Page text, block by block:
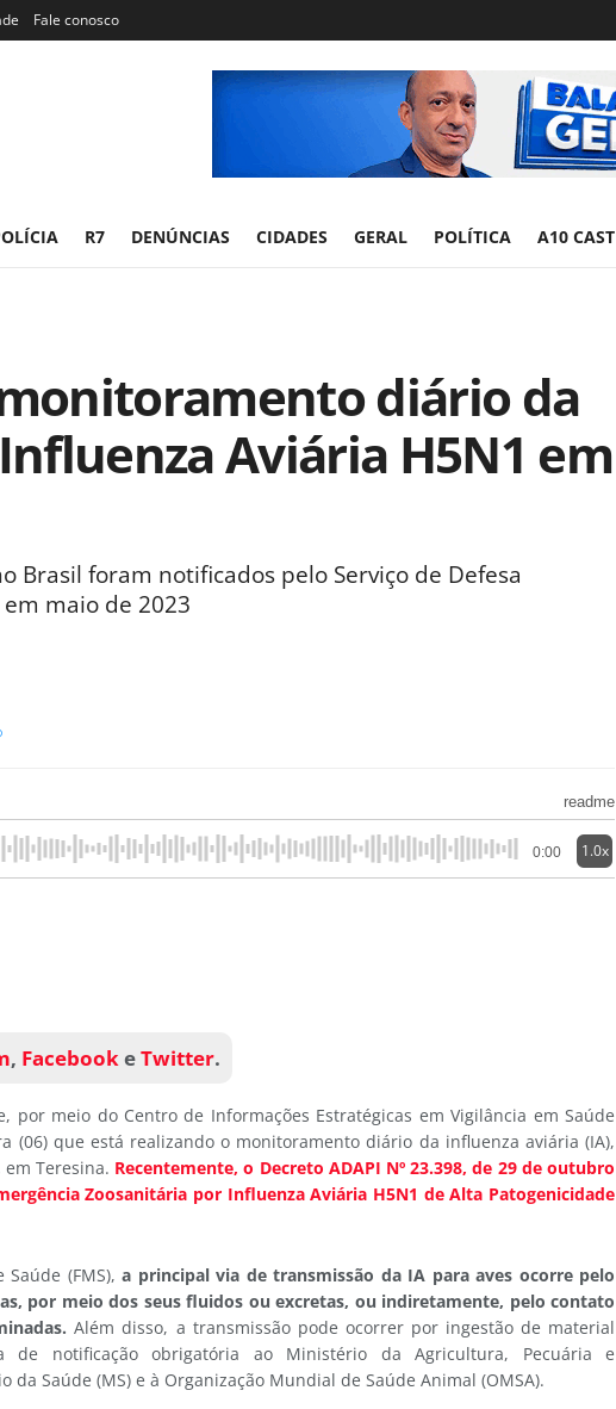
Fale conosco
R7 DENÚNCIAS CIDADES GERAL POLÍTICA A10 CAST
diário da
Aviária H5N1 em
Brasil foram notificados pelo Serviço de Defesa
maio de 2023
readme
0:00 1.0x
, FacebookeTwitter.
por meio do Centro de Informações Estratégicas em Vigilância em Saúde
(06) que está realizando o monitoramento diário da influenza aviária (IA),
Teresina. Recentemente, o Decreto ADAPI Nº 23.398, de 29 de outubro
Zoosanitária por Influenza Aviária H5N1 de Alta Patogenicidade
Saúde (FMS),a principal via de transmissão da IA para aves ocorre pelo
por meio dos seus fluidos ou excretas, ou indiretamente, pelo contato
Além disso, a transmissão pode ocorrer por ingestão de material
notificação obrigatória ao Ministério da Agricultura, Pecuária e
da Saúde (MS) e à Organização Mundial de Saúde Animal (OMSA).